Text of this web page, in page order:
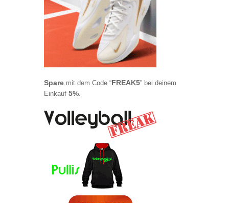
Spare mit dem Code “FREAK5” bei deinem
Einkauf 5%.